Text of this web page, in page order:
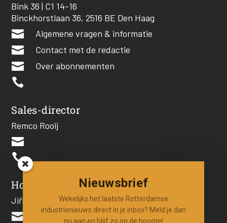
Bink 36 | C1 14-16
Binckhorstlaan 36, 2516 BE Den Haag
 Algemene vragen & informatie
 Contact met de redactie
 Over abonnementen

Sales-director
Remco Rooij


Hoofdredacteur
Jiří Hartog

Nieuwsbrief
Wekelijks het laatste Rotterdamse
industrienieuws direct in je inbox? Meld je dan
nu aan en blijf zo op de hoogte!